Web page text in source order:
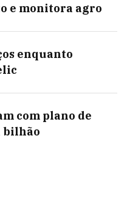
e monitora agro
enquanto
com plano de
bilhão